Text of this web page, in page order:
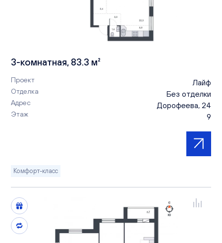
3-комнатная, 83.3 м²
Проект Лайф
Отделка Без отделки
Адрес Дорофеева, 24
Этаж 9
Комфорт-класс